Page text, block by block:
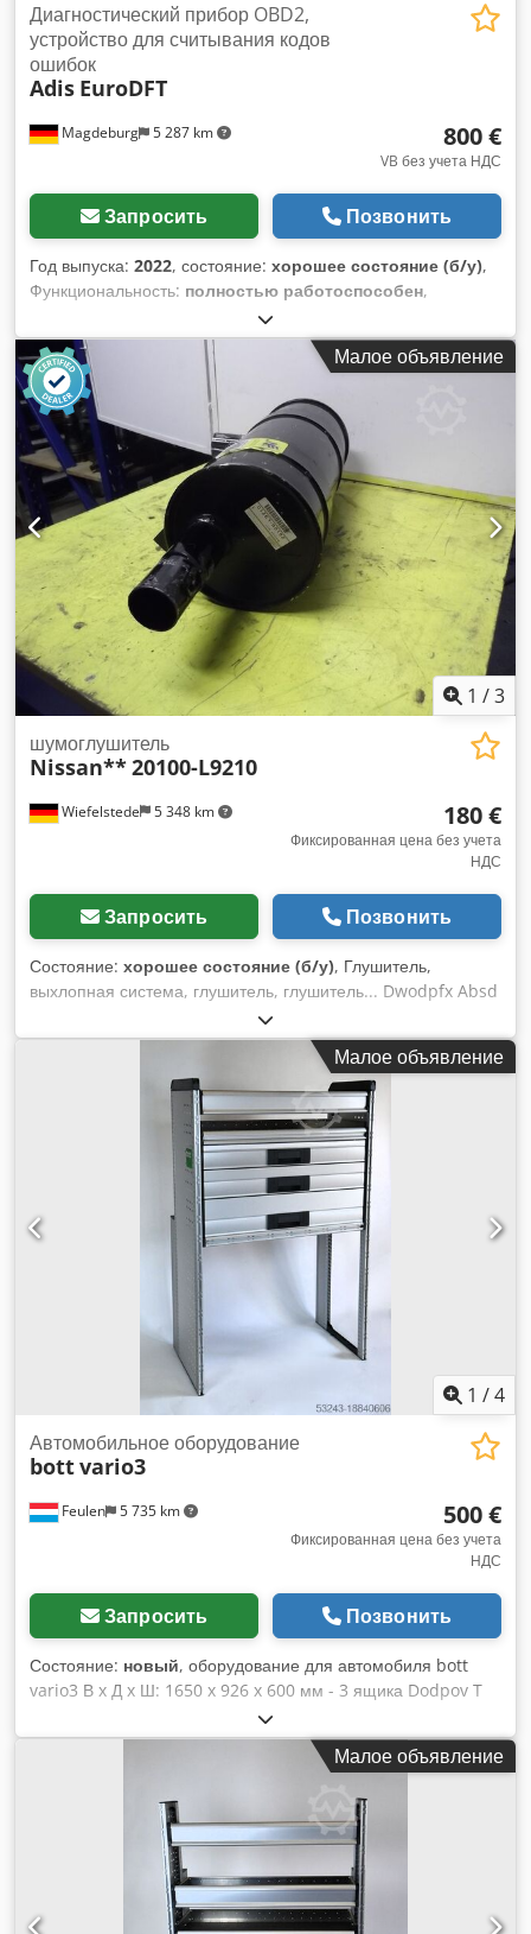
Magdeburg 5 287 km
Диагностический прибор OBD2,
устройство для считывания кодов
ошибок
Adis EuroDFT
800 €
VB без учета НДС
Запросить Позвонить
Год выпуска: 2022, состояние: хорошее состояние (б/у),
Функциональность: полностью работоспособен,
Диагностическое устройство для автомобилей, оснащенное
интерфейсом OBD2, модель Adis EuroDFT Terra Mobile
Industry 1432 с интерфейсом EuroVCI типа C, выпущено в
2022 году, поставляется с операционной системой
Windows 11 Pro. Dwedpfx Abozmgivjxoa
Малое объявление
1 /3
Wiefelstede 5 348 km
шумоглушитель
Nissan**20100-L9210
180 €
Фиксированная цена без учета
НДС
Запросить Позвонить
Состояние: хорошее состояние (б/у), Глушитель,
выхлопная система, глушитель, глушитель... Dwodpfx Absd
Sx Nhjxea -Nissan -Типа: 20100-L9210 -Измерение: Ø
210/645 мм -Масса: 8,65 кг/сеть
Малое объявление
1 /4
Feulen 5 735 km
Автомобильное оборудование
bottvario3
500 €
Фиксированная цена без учета
НДС
Запросить Позвонить
Состояние: новый, оборудование для автомобиля bott
vario3 В x Д x Ш: 1650 x 926 x 600 мм - 3 ящика Dodpov T
Ua Tefx Abxjwa - 2 складные полки
Малое объявление